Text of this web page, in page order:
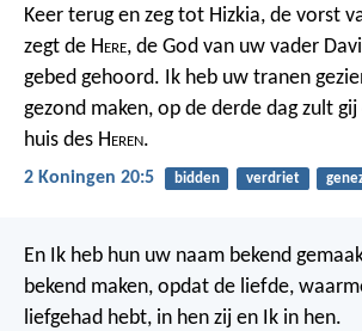
Keer terug en zeg tot Hizkia, de vorst
zegt de Here, de God van uw vader
gebed gehoord. Ik heb uw tranen
gezond maken, op de derde dag zult
huis des Heren.
2 Koningen 20:5 bidden verdriet
En Ik heb hun uw naam bekend
bekend maken, opdat de liefde,
liefgehad hebt, in hen zij en Ik in hen.